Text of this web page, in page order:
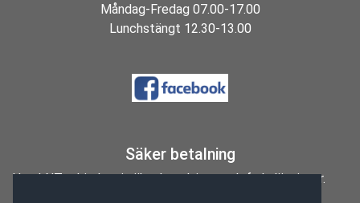
Måndag-Fredag 07.00-17.00
Lunchstängt 12.30-13.00
Säker betalning
Hos LNT erbjuder vi säkra betalnings och fraktlösningar.